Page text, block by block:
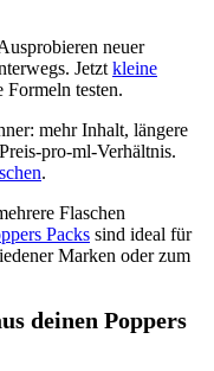
neuer
Jetzt kleine
Formeln testen.
mehr Inhalt, längere
pro-ml-Verhältnis.
.
Flaschen
Packs sind ideal für
Marken oder zum
deinen Poppers